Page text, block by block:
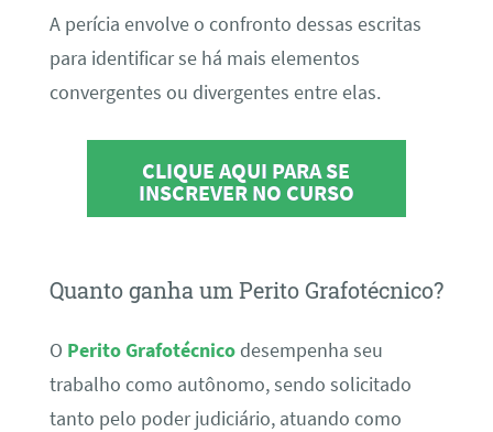
A perícia envolve o confronto dessas escritas
para identificar se há mais elementos
convergentes ou divergentes entre elas.
CLIQUE AQUI PARA SE
INSCREVER NO CURSO
Quanto ganha um Perito Grafotécnico?
O Perito Grafotécnicodesempenha seu
trabalho como autônomo, sendo solicitado
tanto pelo poder judiciário, atuando como